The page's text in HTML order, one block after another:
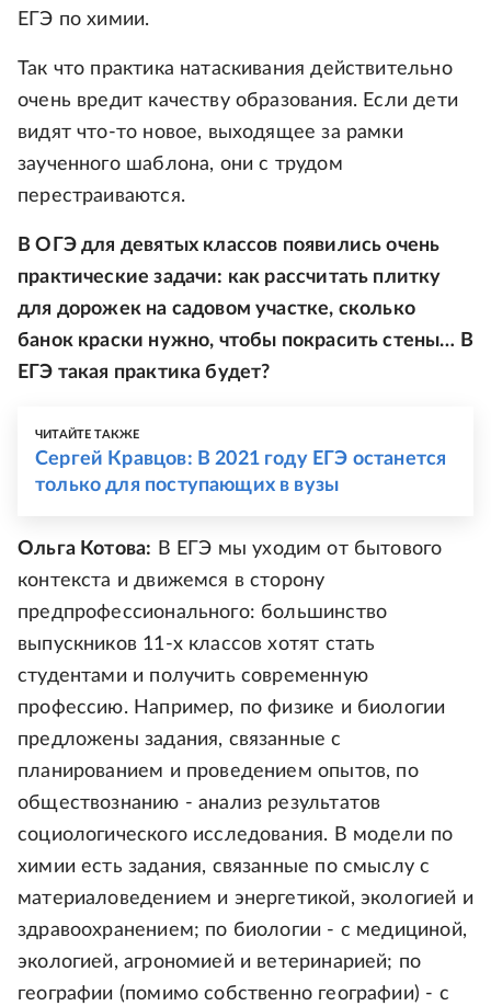
ЕГЭ по химии.
Так что практика натаскивания действительно
очень вредит качеству образования. Если дети
видят что-то новое, выходящее за рамки
заученного шаблона, они с трудом
перестраиваются.
В ОГЭ для девятых классов появились очень
практические задачи: как рассчитать плитку
для дорожек на садовом участке, сколько
банок краски нужно, чтобы покрасить стены… В
ЕГЭ такая практика будет?
ЧИТАЙТЕ ТАКЖЕ
Сергей Кравцов: В 2021 году ЕГЭ останется
только для поступающих в вузы
Ольга Котова: В ЕГЭ мы уходим от бытового
контекста и движемся в сторону
предпрофессионального: большинство
выпускников 11-х классов хотят стать
студентами и получить современную
профессию. Например, по физике и биологии
предложены задания, связанные с
планированием и проведением опытов, по
обществознанию - анализ результатов
социологического исследования. В модели по
химии есть задания, связанные по смыслу с
материаловедением и энергетикой, экологией и
здравоохранением; по биологии - с медициной,
экологией, агрономией и ветеринарией; по
географии (помимо собственно географии) - с